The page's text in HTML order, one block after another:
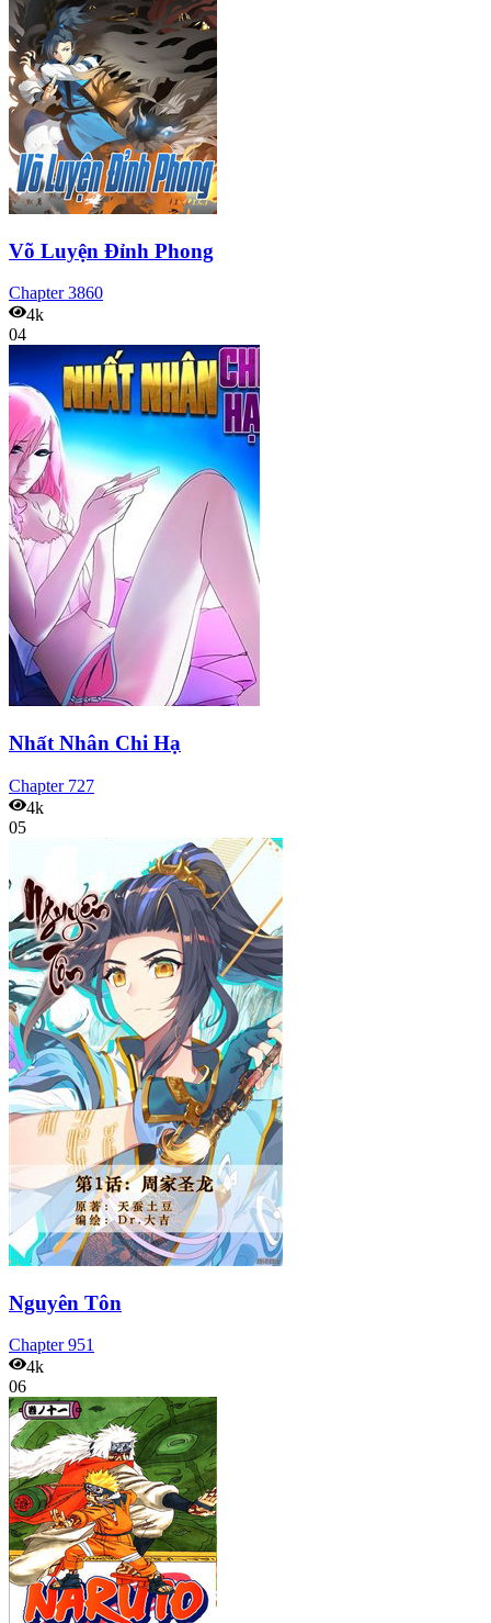
Võ Luyện Đỉnh Phong
Chapter3860
4k
04
Nhất Nhân Chi Hạ
Chapter 727
4k
05
Nguyên Tôn
Chapter951
4k
06